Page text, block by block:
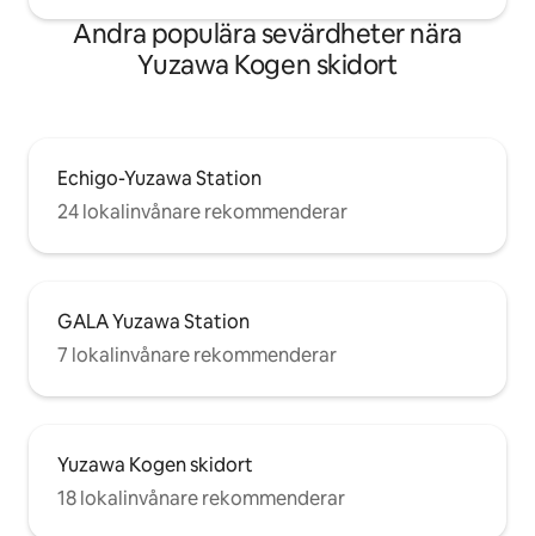
källor, såsom Yujuku Onsen och
Sarugakyo Onsen, vilket gör det perfekt
för avkoppling efter dina aktiviteter. Njut
av en vistelse som kommer att ge nytt liv
Yu", som ligger
bort."Takinoyu"
specialpris för
Andra populära sevärdheter nära
Yuzawa Kogen skidort
Echigo-Yuzawa Station
24 lokalinvånare rekommenderar
GALA Yuzawa Station
7 lokalinvånare rekommenderar
Yuzawa Kogen skidort
18 lokalinvånare rekommenderar